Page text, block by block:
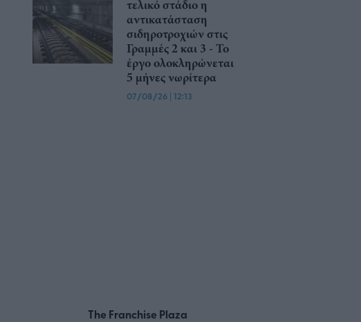
τελικό στάδιο η
αντικατάσταση
σιδηροτροχιών στις
Γραμμές 2 και 3 - Το
έργο ολοκληρώνεται
5 μήνες νωρίτερα
07/08/26 | 12:13
The Franchise Plaza